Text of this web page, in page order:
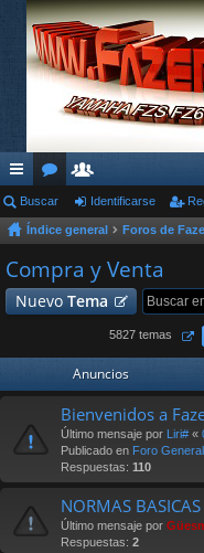
nl
ac
es
rá
or
os
su
ari
os
Buscar Identificarse
Índice general Foros de
Compra y Venta
Nuevo Tema
5827 temas
Anuncios
Bienvenidos a
Último mensaje por Liri# «
Publicado en Foro General
Respuestas: 110
NORMAS
Último mensaje por
Respuestas: 2